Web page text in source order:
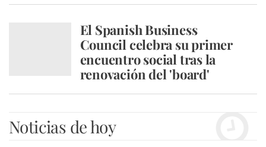
El Spanish Business
Council celebra su primer
encuentro social tras la
renovación del 'board'
Noticias de hoy